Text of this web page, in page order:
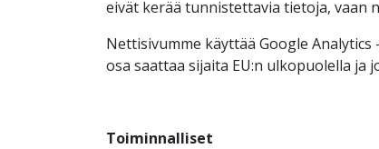
eivät kerää tunnistettavia tietoja, vaan
Nettisivumme käyttää Google
osa saattaa sijaita EU:n ulkopuolella ja
Toiminnalliset